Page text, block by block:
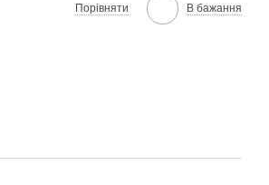
Порівняти В бажання